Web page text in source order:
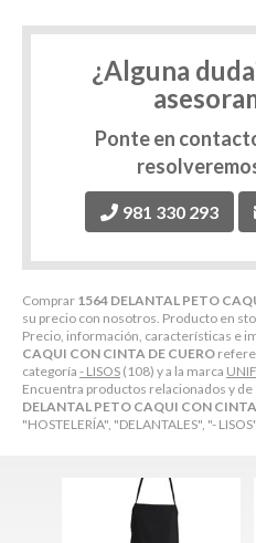
Comprar 1564 DELANTAL PETO
su precio con nosotros. Producto en
Precio, información, características e
CAQUI CON CINTA DE CUERO
categoría - LISOS (108) y a la marca
Encuentra productos relacionados y
DELANTAL PETO CAQUI CON
"HOSTELERÍA", "DELANTALES", "-
¿Alguna
Ponte en
981 330 293